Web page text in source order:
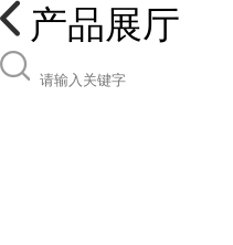
产品展厅